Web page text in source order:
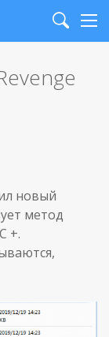
Search
новый
метод
+.